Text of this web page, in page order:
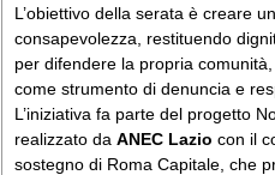
L’obiettivo della serata è creare
consapevolezza, restituendo
per difendere la propria
come strumento di denuncia e
L’iniziativa fa parte del progetto
realizzato da ANEC Lazio con il
sostegno di Roma Capitale, che